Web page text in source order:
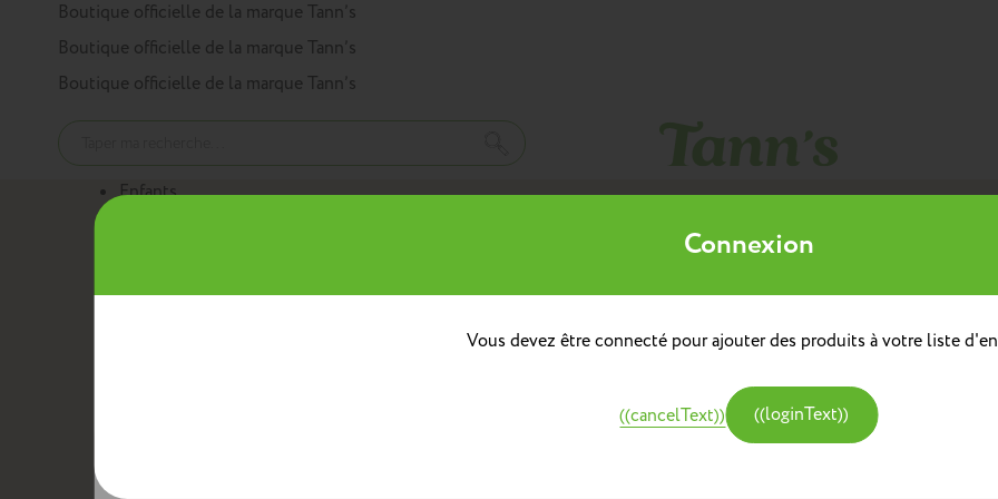
Panneau de gestion des cookies
Boutique officielle de la marque Tann’s
Boutique officielle de la marque Tann’s
Boutique officielle de la marque Tann’s
Enfants
Boîtes à goûterSacs bananesSacs repas avec bandoulièreSacs à dos repas
Collège
Mes listes d'envies
((title))
((label))
Connexion
Vous devez être connecté pour ajouter des produits à votre liste
((cancelText)) ((loginText))